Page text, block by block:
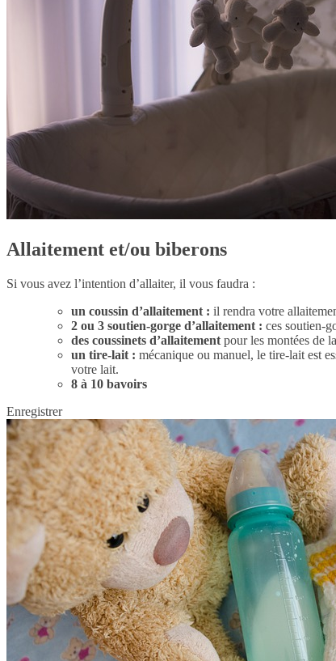
Allaitement et/ou biberons
Si vous avez l’intention d’allaiter, il vous faudra :
un coussin d’allaitement : il rendra votre
2 ou 3 soutien-gorge d’allaitement : ces soutien-
des coussinets d’allaitement pour les montées de
un tire-lait : mécanique ou manuel, le tire-lait est
votre lait.
8 à 10 bavoirs
Enregistrer